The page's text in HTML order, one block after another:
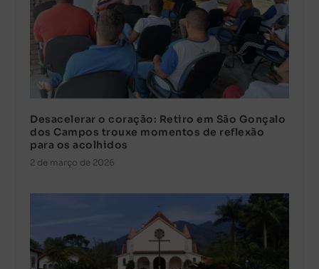
Desacelerar o coração: Retiro em São Gonçalo
dos Campos trouxe momentos de reflexão
para os acolhidos
2 de março de 2026